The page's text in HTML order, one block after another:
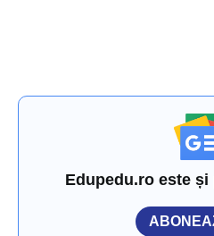
Edupedu.ro este și